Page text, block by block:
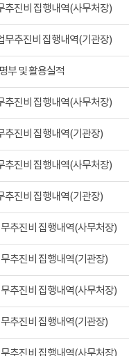
추진비 집행내역(사무처장)
무추진비 집행내역(기관장)
부 및 활용실적
추진비 집행내역(사무처장)
추진비 집행내역(기관장)
추진비 집행내역(사무처장)
추진비 집행내역(기관장)
추진비 집행내역(사무처장)
추진비 집행내역(기관장)
추진비 집행내역(사무처장)
추진비 집행내역(기관장)
추진비 집행내역(사무처장)